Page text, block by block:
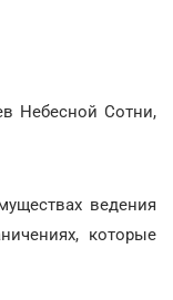
Небесной Сотни,
ведения
которые